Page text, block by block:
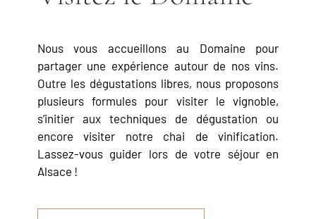
Nous vous accueillons au Domaine pour
partager une expérience autour de nos vins.
Outre les dégustations libres, nous proposons
plusieurs formules pour visiter le vignoble,
s’initier aux techniques de dégustation ou
encore visiter notre chai de vinification.
Lassez-vous guider lors de votre séjour en
Alsace !